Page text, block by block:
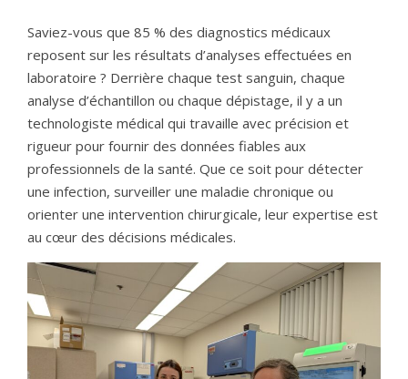
Saviez-vous que 85 % des diagnostics médicaux
reposent sur les résultats d’analyses effectuées en
laboratoire ? Derrière chaque test sanguin, chaque
analyse d’échantillon ou chaque dépistage, il y a un
technologiste médical qui travaille avec précision et
rigueur pour fournir des données fiables aux
professionnels de la santé. Que ce soit pour détecter
une infection, surveiller une maladie chronique ou
orienter une intervention chirurgicale, leur expertise est
au cœur des décisions médicales.